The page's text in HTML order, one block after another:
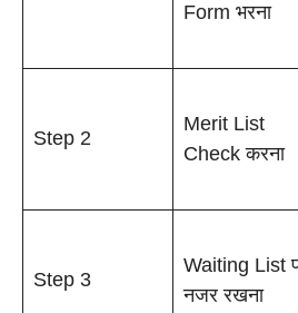
Form भरना
Step 2
Merit List
Check करना
Step 3
Waiting List
नजर रखना